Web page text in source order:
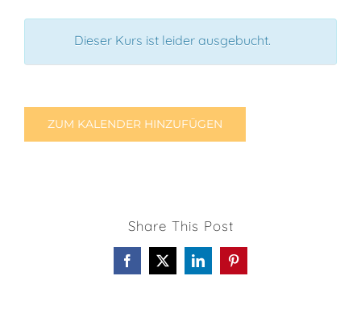
Dieser Kurs ist leider ausgebucht.
ZUM KALENDER HINZUFÜGEN
Share This Post
Facebook
X LinkedInPinterest